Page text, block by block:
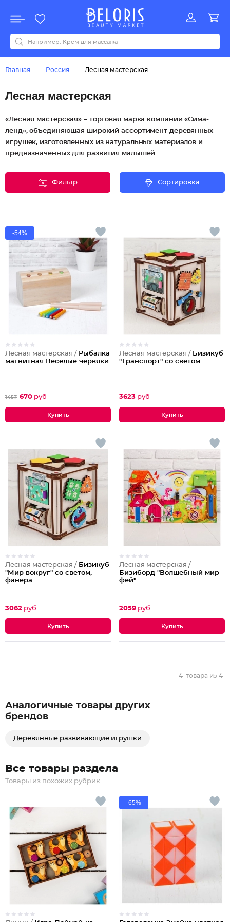
Акции
Все бренды
0-9ABCDEFGHIJKLMNOPQRSTUVWYZАБВДЗИМОКЛНПРСТУФ
Главная Россия Лесная мастерская
Лесная мастерская
«Лесная мастерская» – торговая марка компании «Сима-
ленд», объединяющая широкий ассортимент деревянных
игрушек, изготовленных из натуральных материалов и
предназначенных для развития малышей.
Фильтр Сортировка
-54%
Лесная мастерская / Рыбалка
магнитная Весёлые червяки
1457 670 руб
Лесная мастерская / Бизикуб
"Транспорт" со светом
3623 руб
Лесная мастерская / Бизикуб
"Мир вокруг" со светом,
фанера
3062 руб
Лесная мастерская /
Бизиборд "Волшебный мир
фей"
2059 руб
4 товара из 4
Аналогичные товары других
брендов
Деревянные развивающие игрушки
Все товары раздела
Товары из похожих рубрик
-65%